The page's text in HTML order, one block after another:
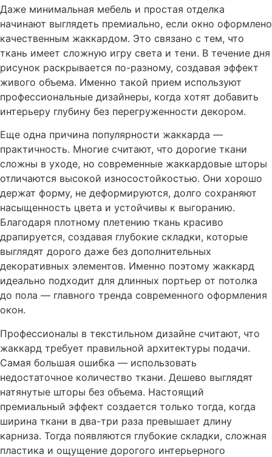
Даже минимальная мебель и простая отделка
начинают выглядеть премиально, если окно оформлено
качественным жаккардом. Это связано с тем, что
ткань имеет сложную игру света и тени. В течение дня
рисунок раскрывается по-разному, создавая эффект
живого объема. Именно такой прием используют
профессиональные дизайнеры, когда хотят добавить
интерьеру глубину без перегруженности декором.
Еще одна причина популярности жаккарда —
практичность. Многие считают, что дорогие ткани
сложны в уходе, но современные жаккардовые шторы
отличаются высокой износостойкостью. Они хорошо
держат форму, не деформируются, долго сохраняют
насыщенность цвета и устойчивы к выгоранию.
Благодаря плотному плетению ткань красиво
драпируется, создавая глубокие складки, которые
выглядят дорого даже без дополнительных
декоративных элементов. Именно поэтому жаккард
идеально подходит для длинных портьер от потолка
до пола — главного тренда современного оформления
окон.
Профессионалы в текстильном дизайне считают, что
жаккард требует правильной архитектуры подачи.
Самая большая ошибка — использовать
недостаточное количество ткани. Дешево выглядят
натянутые шторы без объема. Настоящий
премиальный эффект создается только тогда, когда
ширина ткани в два-три раза превышает длину
карниза. Тогда появляются глубокие складки, сложная
пластика и ощущение дорогого интерьерного